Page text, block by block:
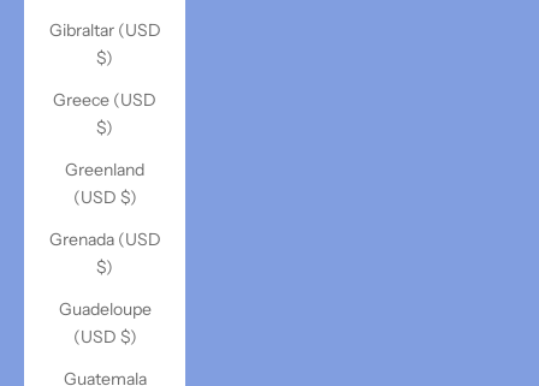
Gibraltar (USD
$)
Greece (USD
$)
Greenland
(USD $)
Grenada (USD
$)
Guadeloupe
(USD $)
Guatemala